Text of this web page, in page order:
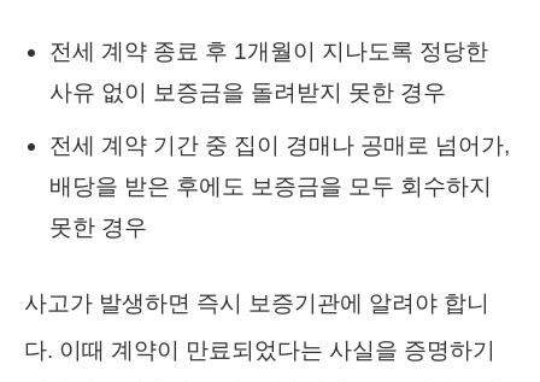
전세 계약 종료 후 1개월이 지나도록 정당한
사유 없이 보증금을 돌려받지 못한 경우
전세 계약 기간 중 집이 경매나 공매로 넘어가,
배당을 받은 후에도 보증금을 모두 회수하지
못한 경우
사고가 발생하면 즉시 보증기관에 알려야 합니
다. 이때 계약이 만료되었다는 사실을 증명하기